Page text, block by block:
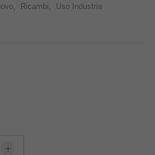
Ricambi
Uso Industria